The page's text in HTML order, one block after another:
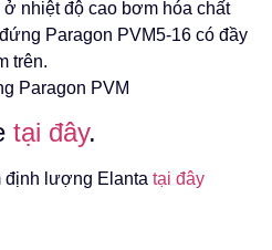
ở nhiệt độ cao bơm hóa chất
Paragon PVM5-16 có đầy
trên.
tại đây.
định lượng Elanta tại đây